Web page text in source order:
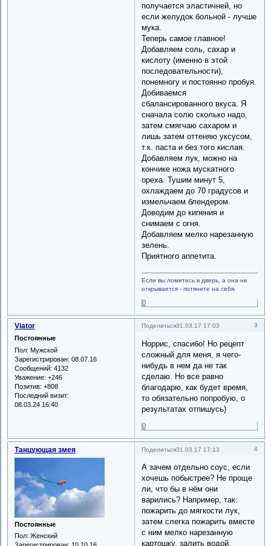
получается эластичней, но
если желудок больной - лучше
мука.
Теперь самое главное!
Добавляем соль, сахар и
кислоту (именно в этой
последовательности),
понемногу и постоянно пробуя.
Добиваемся
сбалансированного вкуса. Я
сначала солю сколько надо,
затем смягчаю сахаром и
лишь затем оттеняю уксусом,
т.к. паста и без того кислая.
Добавляем лук, можно на
кончике ножа мускатного
ореха. Тушим минут 5,
охлаждаем до 70 градусов и
измельчаем блендером.
Доводим до кипения и
снимаем с огня.
Добавляем мелко нарезанную
зелень.
Приятного аппетита.
Если вы ломитесь в дверь, а она не
открывается - потяните на себя.
0
Поделиться 3
31.03.17 17:03
Viator
Постоянные
Пол: Мужской
Зарегистрирован: 08.07.16
Сообщений: 4132
Уважение: +246
Позитив: +808
Последний визит:
08.03.24 16:40
Норрис, спасибо! Но рецепт
сложный для меня, я чего-
нибудь в нем да не так
сделаю. Но все равно
благодарю, как будет время,
то обязательно попробую, о
результатах отпишусь)
0
Поделиться 4
31.03.17 17:13
Танцующая змея
Постоянные
Пол: Женский
А зачем отдельно соус, если
хочешь побыстрее? Не проще
ли, что бы в нём они
варились? Например, так:
пожарить до мягкости лук,
затем слегка пожарить вместе
с ним мелко нарезанную
картошку, залить водой,